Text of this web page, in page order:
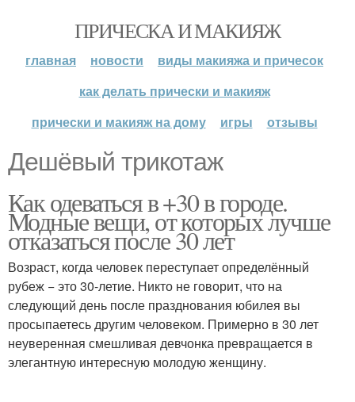
ПРИЧЕСКА И МАКИЯЖ
главная новости
виды макияжа и причесок
как делать прически и макияж
прически и макияж на дому
игры отзывы
Дешёвый трикотаж
Как одеваться в +30 в городе.
Модные вещи, от которых лучше
отказаться после 30 лет
Возраст, когда человек переступает определённый
рубеж − это 30-летие. Никто не говорит, что на
следующий день после празднования юбилея вы
просыпаетесь другим человеком. Примерно в 30 лет
неуверенная смешливая девчонка превращается в
элегантную интересную молодую женщину.